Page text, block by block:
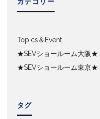
Topics＆Event
★SEVショールーム大阪★
★SEVショールーム東京★
タグ